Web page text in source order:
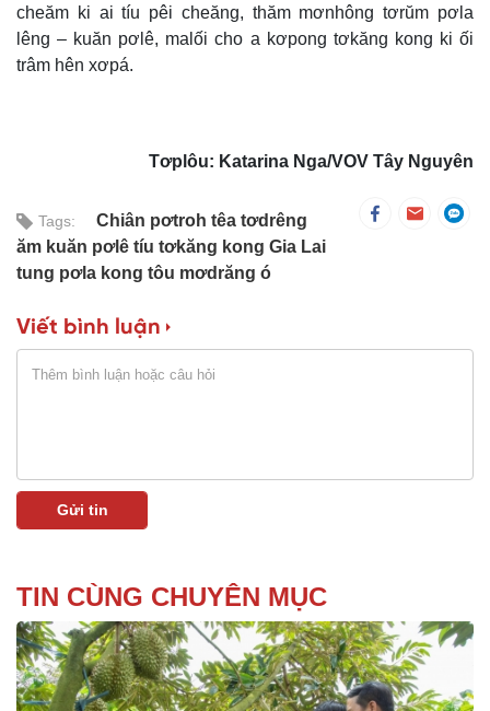
cheăm ki ai tíu pêi cheăng, thăm mơnhông tơrŭm pơla
lêng – kuăn pơlê, malối cho a kơpong tơkăng kong ki ối
trâm hên xơpá.
Tơplôu: Katarina Nga/VOV Tây Nguyên
Tags:
Chiân pơtroh têa tơdrêng
ăm kuăn pơlê tíu tơkăng kong Gia Lai
tung pơla kong tôu mơdrăng ó
Viết bình luận
TIN CÙNG CHUYÊN MỤC